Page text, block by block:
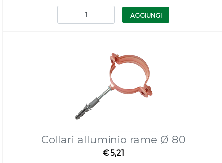
Quantità
AGGIUNGI
Collari alluminio rame Ø 80
€ 5,21